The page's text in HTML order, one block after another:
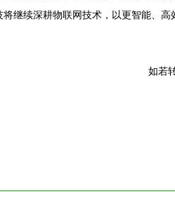
继续深耕物联网技术，以更智能、高
如若